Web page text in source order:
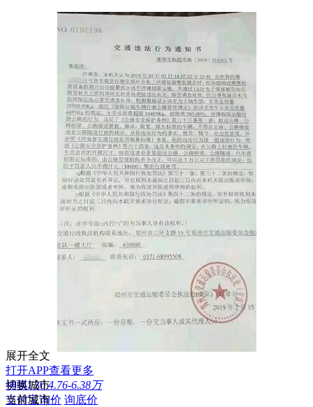
神骐F30 4.76-6.38万
支付宝询价 询底价
展开全文
打开APP查看更多
切换城市
当前城市